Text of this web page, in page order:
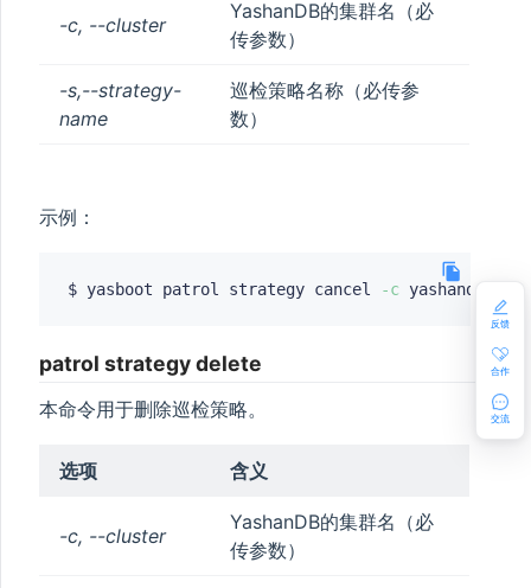
-c, --cluster
YashanDB的集群名（必
传参数）
-s,--strategy-
name
巡检策略名称（必传参
数）
示例：
$ yasboot patrol strategy cancel -c yashandb
patrol strategy delete
本命令用于删除巡检策略。
选项 含义
-c, --cluster
YashanDB的集群名（必
传参数）
反馈
合作
交流